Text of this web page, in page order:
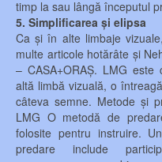
timp la sau lângă începutul
5. Simplificarea și elipsa
Ca și în alte limbaje
multe articole hotărâte și
– CASA+ORAȘ. LMG
altă limbă vizuală, o
câteva semne. Metode și
LMG O metodă de
folosite pentru instruire.
predare include